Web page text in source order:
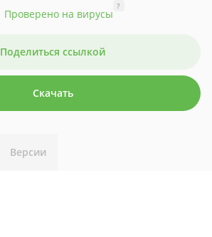
Проверено на вирусы
?
Поделиться ссылкой
Скачать
Версии